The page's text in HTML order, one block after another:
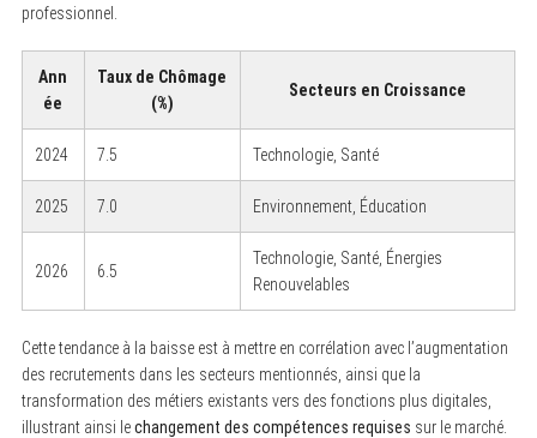
professionnel.
Ann
ée
Taux de Chômage
(%)
Secteurs en Croissance
2024 7.5 Technologie, Santé
2025 7.0 Environnement, Éducation
2026 6.5
Technologie, Santé, Énergies
Renouvelables
Cette tendance à la baisse est à mettre en corrélation avec l’augmentation
des recrutements dans les secteurs mentionnés, ainsi que la
transformation des métiers existants vers des fonctions plus digitales,
illustrant ainsi lechangement des compétences requises sur le marché.